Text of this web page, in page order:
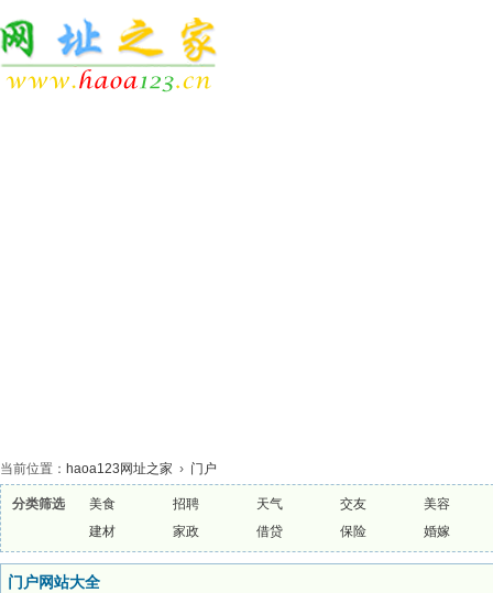
当前位置： haoa123网址之家 › 门户
分类筛选 美食 招聘 天气 交友
美容
建材
家政 借贷 保险 婚嫁
门户网站大全